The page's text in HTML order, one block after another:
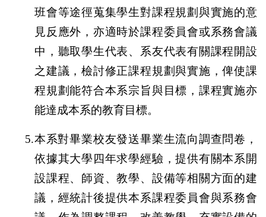
班會等途徑蒐集學生對課程規劃與實施的意
見反應外，亦適時於課程委員會或系務會議
中，聽取學生代表、系友代表有關課程開設
之建議，檢討修正課程規劃與實施，俾使課
程規劃能符合本系宗旨與目標，課程實施亦
能達成本系的教育目標。
5.本系對畢業校友發送畢業生流向調查問卷，
依據其大學四年求學經驗，提供有關本系開
設課程、師資、教學、設備等相關方面的建
議，經統計後提供本系課程委員會與系務會